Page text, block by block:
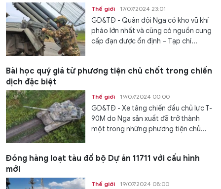
Thế giới 17/07/2024 23:01
GD&TĐ - Quân đội Nga có kho vũ khí
pháo lớn nhất và cũng có nguồn cung
cấp đạn dược ổn định – Tạp chí...
Bài học quý giá từ phương tiện chủ chốt trong chiến
dịch đặc biệt
Thế giới 19/07/2024 00:00
GD&TĐ - Xe tăng chiến đấu chủ lực T-
90M do Nga sản xuất đã trở thành
một trong những phương tiện chủ...
Đóng hàng loạt tàu đổ bộ Dự án 11711 với cấu hình
mới
Thế giới 19/07/2024 08:00